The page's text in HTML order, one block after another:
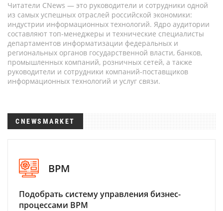
Читатели CNews — это руководители и сотрудники одной
из самых успешных отраслей российской экономики:
индустрии информационных технологий. Ядро аудитории
составляют топ-менеджеры и технические специалисты
департаментов информатизации федеральных и
региональных органов государственной власти, банков,
промышленных компаний, розничных сетей, а также
руководители и сотрудники компаний-поставщиков
информационных технологий и услуг связи.
CNEWSMARKET
BPM
Подобрать систему управления бизнес-
процессами BPM